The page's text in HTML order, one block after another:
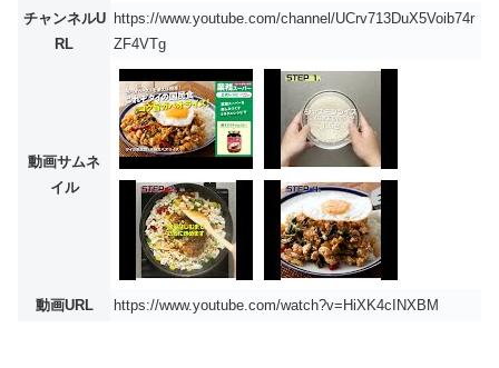
チャンネルU
RL
https://www.youtube.com/channel/UCrv713DuX5Voib74r
ZF4VTg
動画サムネ
イル
動画URL https://www.youtube.com/watch?v=HiXK4cINXBM